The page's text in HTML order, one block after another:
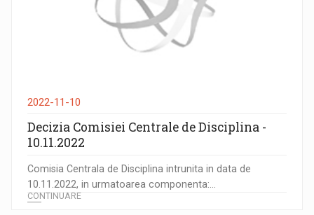
2022-11-10
Decizia Comisiei Centrale de Disciplina -
10.11.2022
Comisia Centrala de Disciplina intrunita in data de
10.11.2022, in urmatoarea componenta:...
CONTINUARE